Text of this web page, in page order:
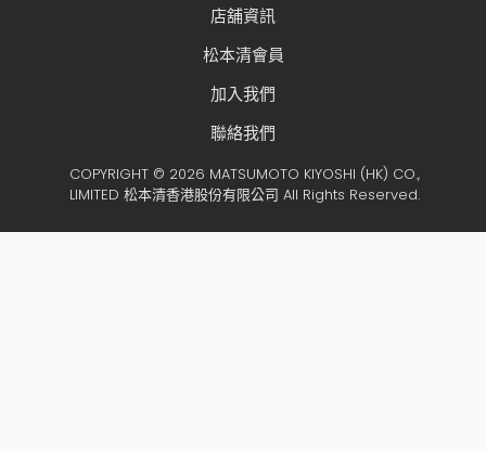
店舖資訊
松本清會員
加入我們
聯絡我們
COPYRIGHT © 2026 MATSUMOTO KIYOSHI (HK) CO.,
LIMITED 松本清香港股份有限公司 All Rights Reserved.